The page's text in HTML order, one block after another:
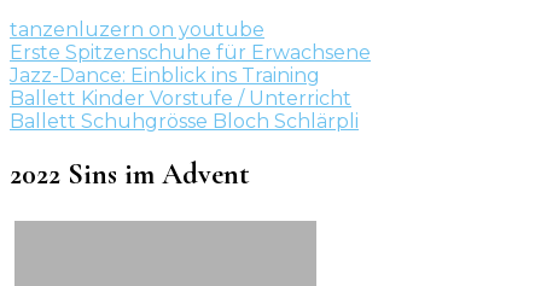
tanzenluzern on youtube
Erste Spitzenschuhe für Erwachsene
Jazz-Dance: Einblick ins Training
Ballett Kinder Vorstufe / Unterricht
Ballett Schuhgrösse Bloch Schlärpli
2022 Sins im Advent